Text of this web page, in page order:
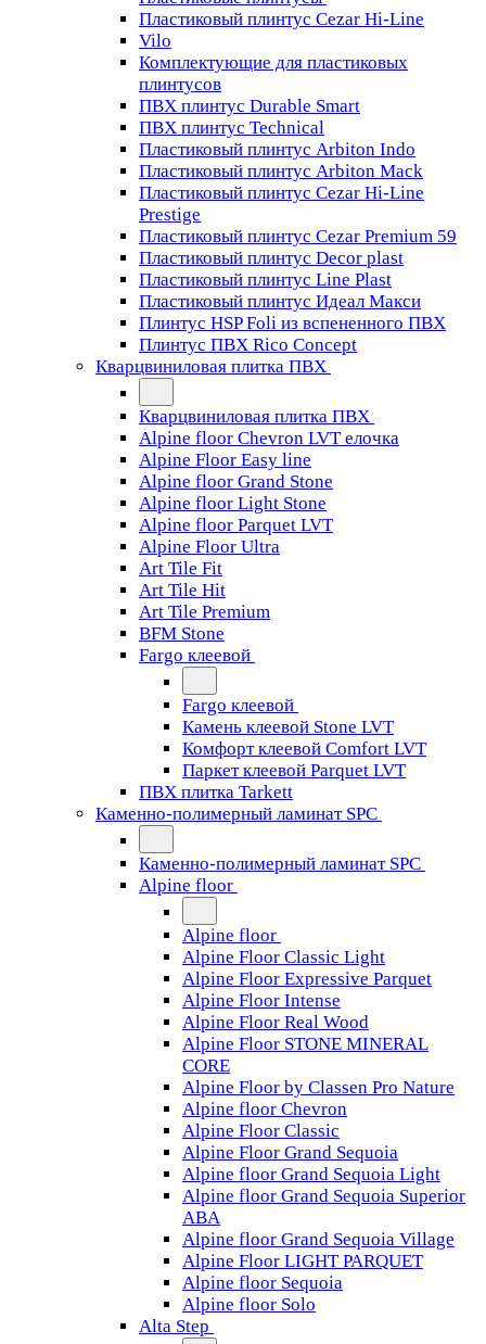
Пластиковый плинтус Cezar Hi-Line
Vilo
Комплектующие для пластиковых
плинтусов
ПВХ плинтус Durable Smart
ПВХ плинтус Technical
Пластиковый плинтус Arbiton Indo
Пластиковый плинтус Arbiton Mack
Пластиковый плинтус Cezar Hi-Line
Prestige
Пластиковый плинтус Cezar Premium 59
Пластиковый плинтус Decor plast
Пластиковый плинтус Line Plast
Пластиковый плинтус Идеал Макси
Плинтус HSP Foli из вспененного ПВХ
Плинтус ПВХ Rico Concept
Кварцвиниловая плитка ПВХ
Кварцвиниловая плитка ПВХ
Alpine floor Chevron LVT елочка
Alpine Floor Easy line
Alpine floor Grand Stone
Alpine floor Light Stone
Alpine floor Parquet LVT
Alpine Floor Ultra
Art Tile Fit
Art Tile Hit
Art Tile Premium
BFM Stone
Fargo клеевой
Fargo клеевой
Камень клеевой Stone LVT
Комфорт клеевой Comfort LVT
Паркет клеевой Parquet LVT
ПВХ плитка Tarkett
Каменно-полимерный ламинат SPC
Каменно-полимерный ламинат SPC
Alpine floor
Alpine floor
Alpine Floor Classic Light
Alpine Floor Expressive Parquet
Alpine Floor Intense
Alpine Floor Real Wood
Alpine Floor STONE MINERAL
CORE
Alpine Floor by Classen Pro Nature
Alpine floor Chevron
Alpine Floor Classic
Alpine Floor Grand Sequoia
Alpine floor Grand Sequoia Light
Alpine floor Grand Sequoia Superior
ABA
Alpine floor Grand Sequoia Village
Alpine Floor LIGHT PARQUET
Alpine floor Sequoia
Alpine floor Solo
Alta Step